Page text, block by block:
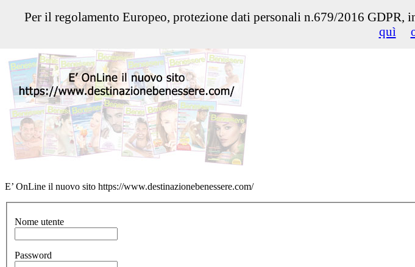
E’ OnLine il nuovo sito https://www.destinazionebenessere.com/
Nome utente
Password
Per il regolamento Europeo, protezione dati personali n.679/2016 GDPR,
quì